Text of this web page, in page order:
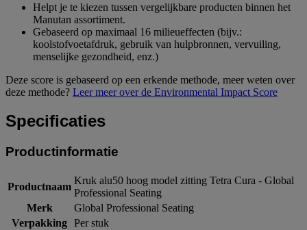
Helpt je te kiezen tussen vergelijkbare producten binnen het
Manutan assortiment.
Gebaseerd op maximaal 16 milieueffecten (bijv.:
koolstofvoetafdruk, gebruik van hulpbronnen, vervuiling,
menselijke gezondheid, enz.)
Deze score is gebaseerd op een erkende methode, meer weten over
deze methode? Leer meer over de Environmental Impact Score
Specificaties
Productinformatie
Productnaam
Kruk alu50 hoog model zitting Tetra Cura - Global
Professional Seating
Merk
Global Professional Seating
Verpakking Per stuk